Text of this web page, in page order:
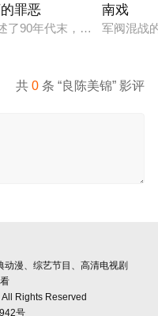
载漫画《吾凰在上》。现
罪恶
了90年代末，怒河市刑侦支
南戏
军阀混战
共0 条 “良陈美锦” 影评
漫、综艺节目、高清电视剧
Rights Reserved
号